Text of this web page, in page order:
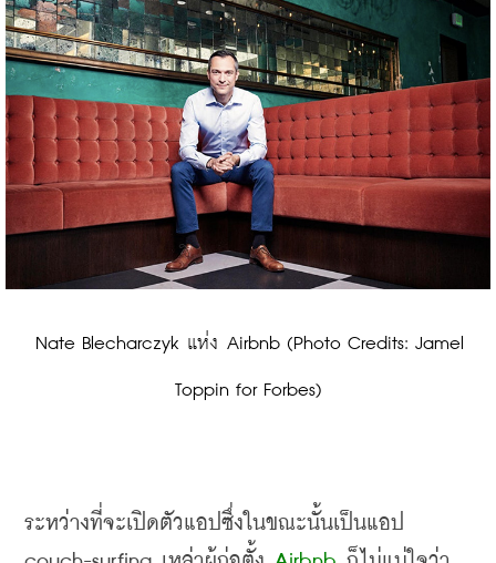
Toppin for Forbes)
ระหว่างที่จะเปิดตัวแอปซึ่งในขณะนั้นเป็นแอป